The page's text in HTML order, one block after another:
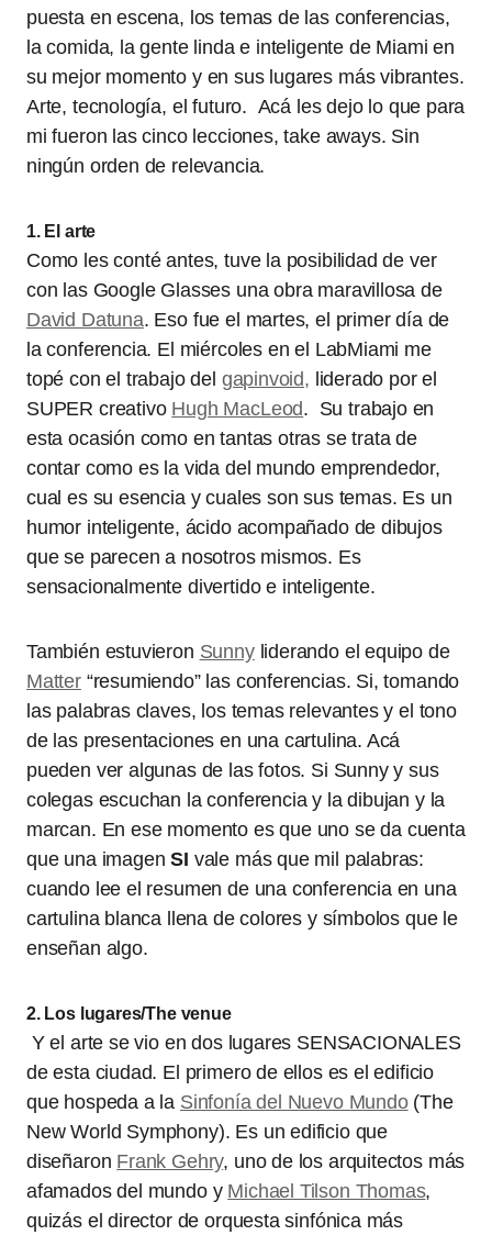
puesta en escena, los temas de las conferencias,
la comida, la gente linda e inteligente de Miami en
su mejor momento y en sus lugares más vibrantes.
Arte, tecnología, el futuro. Acá les dejo lo que para
mi fueron las cinco lecciones, take aways. Sin
ningún orden de relevancia.
1. El arte
Como les conté antes, tuve la posibilidad de ver
con las Google Glasses una obra maravillosa de
David Datuna. Eso fue el martes, el primer día de
la conferencia. El miércoles en el LabMiami me
topé con el trabajo del gapinvoid, liderado por el
SUPER creativo Hugh MacLeod. Su trabajo en
esta ocasión como en tantas otras se trata de
contar como es la vida del mundo emprendedor,
cual es su esencia y cuales son sus temas. Es un
humor inteligente, ácido acompañado de dibujos
que se parecen a nosotros mismos. Es
sensacionalmente divertido e inteligente.
También estuvieron Sunnyliderando el equipo de
Matter“resumiendo” las conferencias. Si, tomando
las palabras claves, los temas relevantes y el tono
de las presentaciones en una cartulina. Acá
pueden ver algunas de las fotos. Si Sunny y sus
colegas escuchan la conferencia y la dibujan y la
marcan. En ese momento es que uno se da cuenta
que una imagen SI vale más que mil palabras:
cuando lee el resumen de una conferencia en una
cartulina blanca llena de colores y símbolos que le
enseñan algo.
2. Los lugares/The venue
Y el arte se vio en dos lugares SENSACIONALES
de esta ciudad. El primero de ellos es el edificio
que hospeda a la Sinfonía del Nuevo Mundo(The
New World Symphony). Es un edificio que
diseñaron Frank Gehry, uno de los arquitectos más
afamados del mundo y Michael Tilson Thomas,
quizás el director de orquesta sinfónica más